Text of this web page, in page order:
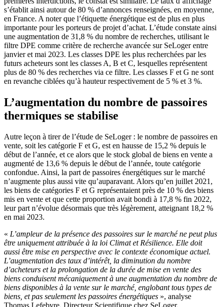
s’établit ainsi autour de 80 % d’annonces renseignées, en moyenne,
en France. A noter que l’étiquette énergétique est de plus en plus
importante pour les porteurs de projet d’achat. L’étude constate ainsi
une augmentation de 31,8 % du nombre de recherches, utilisant le
filtre DPE comme critère de recherche avancée sur SeLoger entre
janvier et mai 2023. Les classes DPE les plus recherchées par les
futurs acheteurs sont les classes A, B et C, lesquelles représentent
plus de 80 % des recherches via ce filtre. Les classes F et G ne sont
en revanche ciblées qu’à hauteur respectivement de 5 % et 3 %.
L’augmentation du nombre de passoires
thermiques se stabilise
Autre leçon à tirer de l’étude de SeLoger : le nombre de passoires en
vente, soit les catégorie F et G, est en hausse de 15,2 % depuis le
début de l’année, et ce alors que le stock global de biens en vente a
augmenté de 13,6 % depuis le début de l’année, toute catégorie
confondue. Ainsi, la part de passoires énergétiques sur le marché
n’augmente plus aussi vite qu’auparavant. Alors qu’en juillet 2021,
les biens de catégories F et G représentaient près de 10 % des biens
mis en vente et que cette proportion avait bondi à 17,8 % fin 2022,
leur part n’évolue désormais que très légèrement, atteignant 18,2 %
en mai 2023.
« L’ampleur de la présence des passoires sur le marché ne peut plus
être uniquement attribuée à la loi Climat et Résilience. Elle doit
aussi être mise en perspective avec le contexte économique actuel.
L’augmentation des taux d’intérêt, la diminution du nombre
d’acheteurs et la prolongation de la durée de mise en vente des
biens conduisent mécaniquement à une augmentation du nombre de
biens disponibles à la vente sur le marché, englobant tous types de
biens, et pas seulement les passoires énergétiques », analyse
Thomas Lefebvre, Directeur Scientifique chez SeLoger.